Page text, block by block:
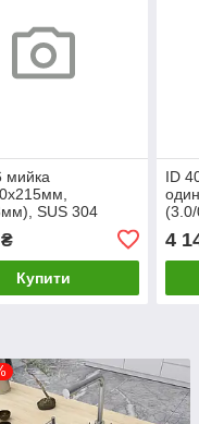
мийка
SUS 304
Купити
ID
4